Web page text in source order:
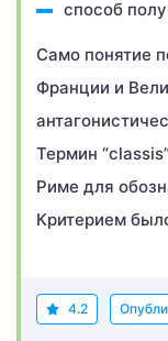
способ
Само понятие
Франции и
Термин
Риме для
Критерием
4.2